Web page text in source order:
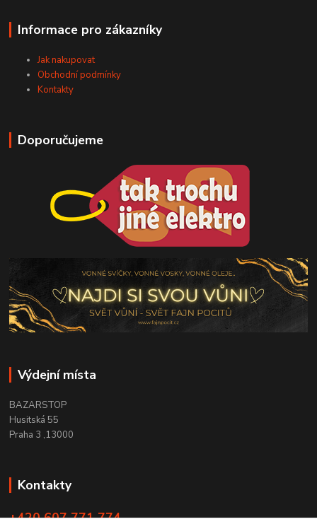
Informace pro zákazníky
Jak nakupovat
Obchodní podmínky
Kontakty
Doporučujeme
Výdejní místa
BAZARSTOP
Husitská 55
Praha 3 ,13000
Kontakty
+420 607 771 774